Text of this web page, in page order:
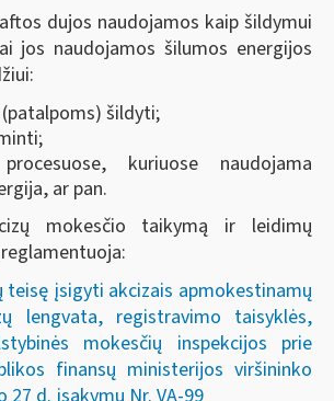
dujos naudojamos kaip šildymui
jos naudojamos šilumos energijos
šildyti;
kuriuose naudojama
ar pan.
mokesčio taikymą ir leidimų
teisę įsigyti akcizais apmokestinamų
lengvata, registravimo taisyklės,
mokesčių inspekcijos prie
finansų ministerijos viršininko